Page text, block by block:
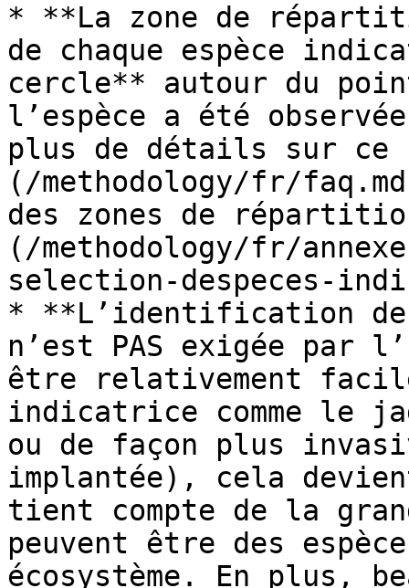
* **La zone de
de chaque espèce
cercle** autour du
l’espèce a été
plus de détails sur
(/methodology/fr/
des zones de
(/methodology/fr/
selection-despeces-
* **L’identification
n’est PAS exigée par
être relativement
indicatrice comme le
ou de façon plus
implantée), cela
tient compte de la
peuvent être des
écosystème. En plus,